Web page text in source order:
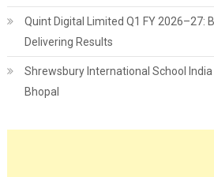
Quint Digital Limited Q1 FY 2026–27:
Delivering Results
Shrewsbury International School
Bhopal